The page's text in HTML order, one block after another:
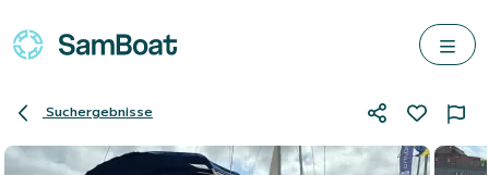
Suchergebnisse